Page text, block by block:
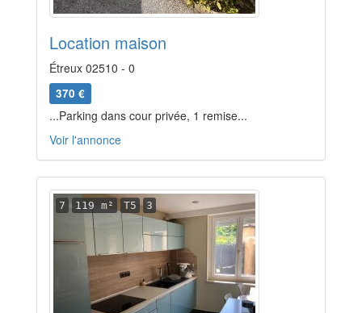
Location maison
Étreux 02510 - 0
370 €
...Parking dans cour privée, 1 remise...
Voir l'annonce
7 119 m² T5 3